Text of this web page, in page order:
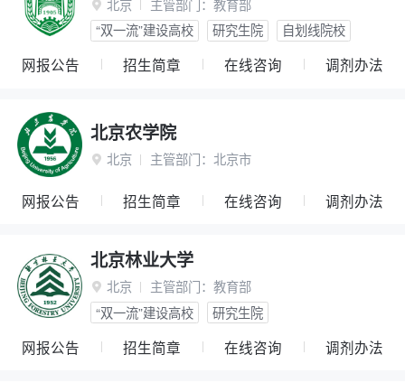
 北京 主管部门： 教育部
“双一流”建设高校
研究生院 自划线院校
网报公告 招生简章 在线咨询 调剂办法
北京农学院
 北京 主管部门： 北京市
网报公告 招生简章 在线咨询 调剂办法
北京林业大学
 北京 主管部门： 教育部
“双一流”建设高校
研究生院
网报公告 招生简章 在线咨询 调剂办法